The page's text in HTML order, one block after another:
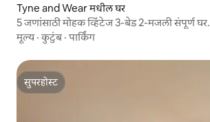
Tyne and Wear मधील घर
5 जणांसाठी मोहक व्हिंटेज 3-बेड 2-मजली संपूर्ण घर.
मूल्य·कुटुंब·पार्किंग
सुपरहोस्ट
सुपरहोस्ट